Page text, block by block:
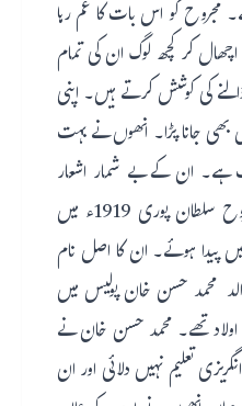
مجروح کو اس بات کا غم رہا
کر کچھ لوگ ان کی تمام
کی کوشش کرتے ہیں۔ اپنی
بھی جانا پڑا۔ انھوں نے بہت
ہے۔ ان کے بے شمار اشعار
زبان زد خاص و عام ہیں۔مجروح سلطان پوری 1919ء میں
پیدا ہوئے۔ ان کا اصل نام
محمد حسن خان پولیس میں
اولاد تھے۔ محمد حسن خان نے
تعلیم نہیں دلائی اور ان